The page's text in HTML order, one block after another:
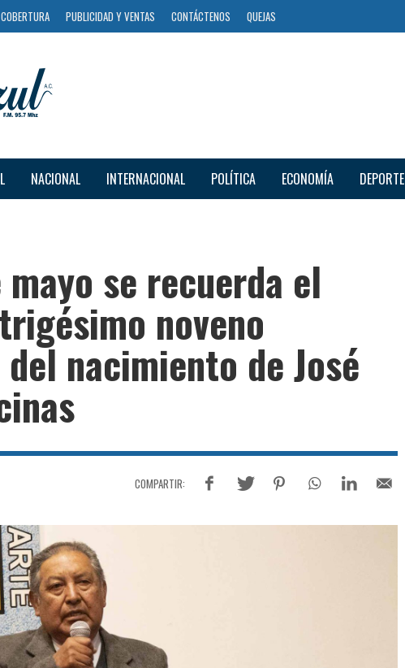
COBERTURA PUBLICIDAD Y VENTAS CONTÁCTENOS QUEJAS
NACIONAL INTERNACIONAL POLÍTICA ECONOMÍA DEPORTE
se recuerda el
noveno
nacimiento de José